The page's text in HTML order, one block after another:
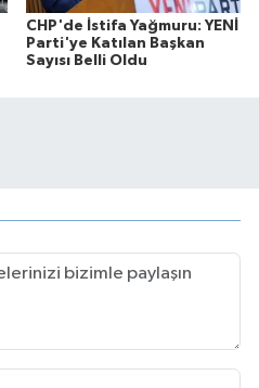
CHP'de İstifa Yağmuru: YENİ
Parti'ye Katılan Başkan
Sayısı Belli Oldu